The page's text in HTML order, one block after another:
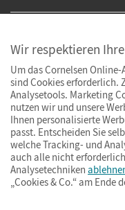
ImpressumAGB
Wir respektieren
Um das Cornelsen
sind Cookies erforderlich.
Analysetools. Marketing
nutzen wir und unsere
Ihnen personalisierte
passt. Entscheiden Sie
welche Tracking- und
auch alle nicht
Analysetechniken
„Cookies & Co.“ am Ende